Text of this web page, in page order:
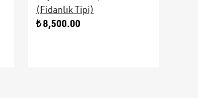
(Fidanlık Tipi)
₺ 8,500.00